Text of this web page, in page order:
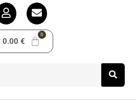
0.00 €